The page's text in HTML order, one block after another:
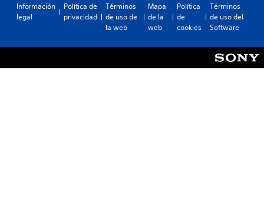
Información
legal
Política de
privacidad
Términos
de uso de
la web
Mapa
de la
web
Política
de
cookies
Términos
de uso del
Software